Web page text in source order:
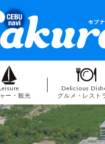
ー・観光
Delicious
グルメ・レスト